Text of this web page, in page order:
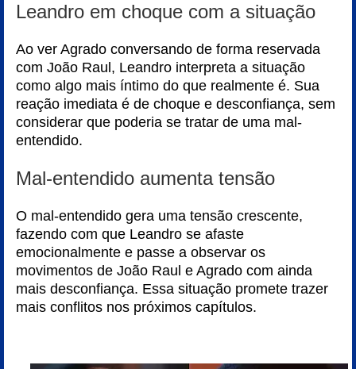
Leandro em choque com a situação
Ao ver Agrado conversando de forma reservada
com João Raul, Leandro interpreta a situação
como algo mais íntimo do que realmente é. Sua
reação imediata é de choque e desconfiança, sem
considerar que poderia se tratar de uma mal-
entendido.
Mal-entendido aumenta tensão
O mal-entendido gera uma tensão crescente,
fazendo com que Leandro se afaste
emocionalmente e passe a observar os
movimentos de João Raul e Agrado com ainda
mais desconfiança. Essa situação promete trazer
mais conflitos nos próximos capítulos.